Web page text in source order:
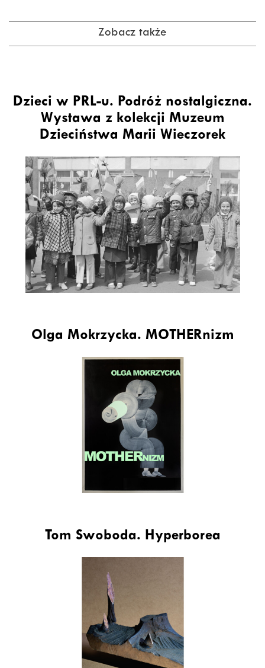
Zobacz także
Dzieci w PRL-u. Podróż nostalgiczna.
Wystawa z kolekcji Muzeum
Dzieciństwa Marii Wieczorek
Olga Mokrzycka. MOTHERnizm
Tom Swoboda. Hyperborea